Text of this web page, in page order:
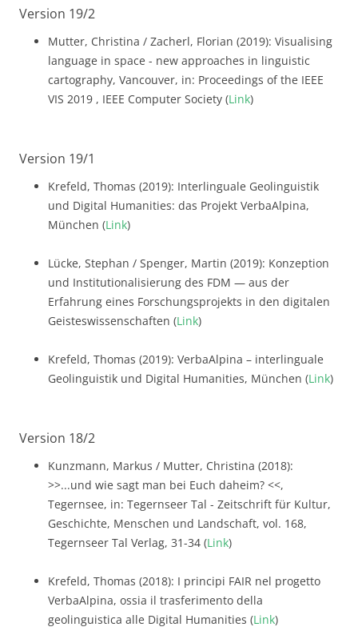
Version 19/2
Mutter, Christina / Zacherl, Florian (2019): Visualising
language in space - new approaches in linguistic
cartography, Vancouver, in: Proceedings of the IEEE
VIS 2019 , IEEE Computer Society (Link)
Version 19/1
Krefeld, Thomas (2019): Interlinguale Geolinguistik
und Digital Humanities: das Projekt VerbaAlpina,
München (Link)
Lücke, Stephan / Spenger, Martin (2019): Konzeption
und Institutionalisierung des FDM — aus der
Erfahrung eines Forschungsprojekts in den digitalen
Geisteswissenschaften (Link)
Krefeld, Thomas (2019): VerbaAlpina – interlinguale
Geolinguistik und Digital Humanities, München (Link)
Version 18/2
Kunzmann, Markus / Mutter, Christina (2018):
>>...und wie sagt man bei Euch daheim? <<,
Tegernsee, in: Tegernseer Tal - Zeitschrift für Kultur,
Geschichte, Menschen und Landschaft, vol. 168,
Tegernseer Tal Verlag, 31-34 (Link)
Krefeld, Thomas (2018): I principi FAIR nel progetto
VerbaAlpina, ossia il trasferimento della
geolinguistica alle Digital Humanities (Link)